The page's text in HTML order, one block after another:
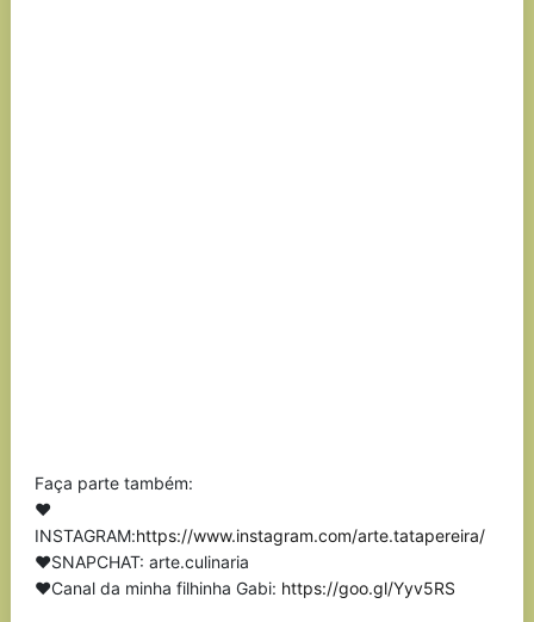
Faça parte também:
❤
INSTAGRAM:https://www.instagram.com/arte.tatapereira/
❤SNAPCHAT: arte.culinaria
❤Canal da minha filhinha Gabi: https://goo.gl/Yyv5RS